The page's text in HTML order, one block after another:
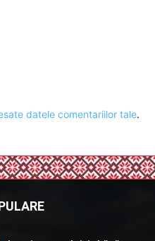
datele comentariilor tale.